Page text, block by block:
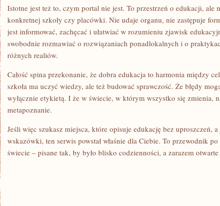
Istotne jest też to, czym portal nie jest. To przestrzeń o edukacji, ale
konkretnej szkoły czy placówki. Nie udaje organu, nie zastępuje
jest informować, zachęcać i ułatwiać w rozumieniu zjawisk
swobodnie rozmawiać o rozwiązaniach ponadlokalnych i o
różnych realiów.
Całość spina przekonanie, że dobra edukacja to harmonia między
szkoła ma uczyć wiedzy, ale też budować sprawczość. Że błędy
wyłącznie etykietą. I że w świecie, w którym wszystko się zmienia,
metapoznanie.
Jeśli więc szukasz miejsca, które opisuje edukację bez uproszczeń,
wskazówki, ten serwis powstał właśnie dla Ciebie. To przewodnik
świecie – pisane tak, by było blisko codzienności, a zarazem